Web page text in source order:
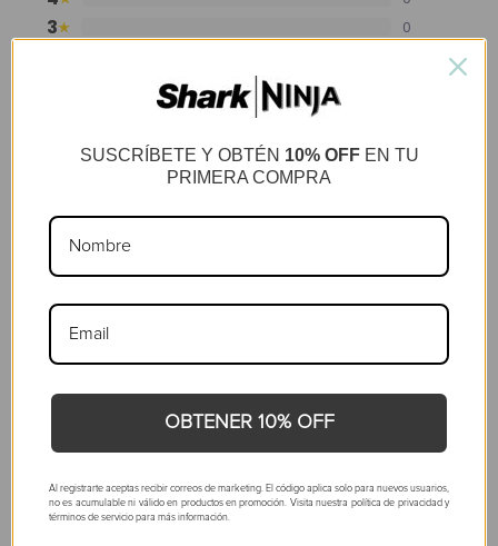
3★ 0
RESEÑAS
5.00
Reviews por Whatsapp by
2026-02-16
Excelente producto
SUSCRÍBETE Y OBTÉN 10% OFFEN TU
PRIMERA COMPRA
OBTENER 10% OFF
Al registrarte aceptas recibir correos de marketing. El código aplica solo para nuevos usuarios,
no es acumulable ni válido en productos en promoción. Visita nuestra política de privacidad y
términos de servicio para más información.